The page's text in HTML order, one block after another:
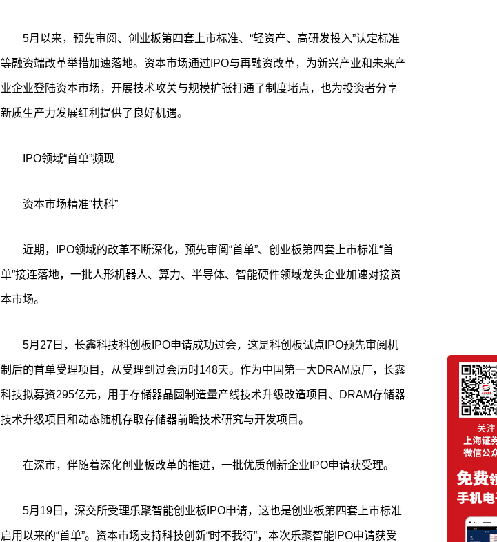
5月以来，预先审阅、创业板第四套上市标准、“轻资产、高研发投入”认定标准
等融资端改革举措加速落地。资本市场通过IPO与再融资改革，为新兴产业和未来产
业企业登陆资本市场，开展技术攻关与规模扩张打通了制度堵点，也为投资者分享
新质生产力发展红利提供了良好机遇。
IPO领域“首单”频现
资本市场精准“扶科”
近期，IPO领域的改革不断深化，预先审阅“首单”、创业板第四套上市标准“首
单”接连落地，一批人形机器人、算力、半导体、智能硬件领域龙头企业加速对接资
本市场。
5月27日，长鑫科技科创板IPO申请成功过会，这是科创板试点IPO预先审阅机
制后的首单受理项目，从受理到过会历时148天。作为中国第一大DRAM原厂，长鑫
科技拟募资295亿元，用于存储器晶圆制造量产线技术升级改造项目、DRAM存储器
技术升级项目和动态随机存取存储器前瞻技术研究与开发项目。
在深市，伴随着深化创业板改革的推进，一批优质创新企业IPO申请获受理。
5月19日，深交所受理乐聚智能创业板IPO申请，这也是创业板第四套上市标准
启用以来的“首单”。资本市场支持科技创新“时不我待”，本次乐聚智能IPO申请获受